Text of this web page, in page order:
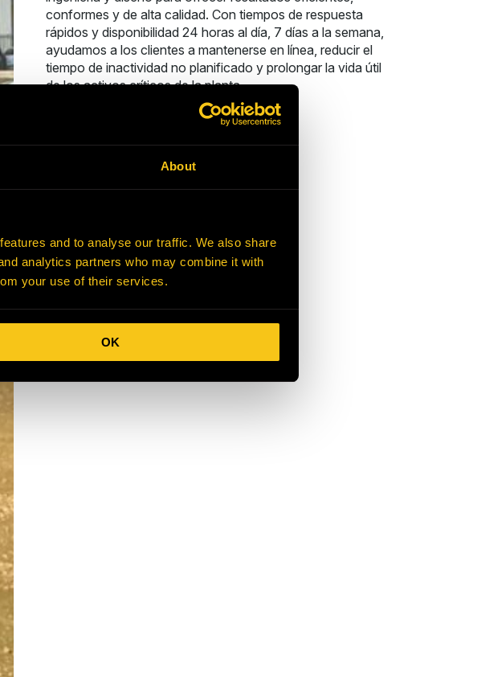
About
and to analyse our traffic. We also share
analytics partners who may combine it with
your use of their services.
OK
conformes y de alta calidad. Con tiempos de respuesta
rápidos y disponibilidad 24 horas al día, 7 días a la semana,
ayudamos a los clientes a mantenerse en línea, reducir el
tiempo de inactividad no planificado y prolongar la vida útil
de los activos críticos de la planta.